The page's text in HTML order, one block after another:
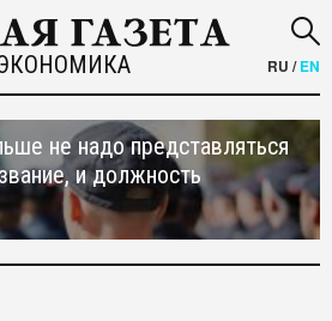
RU /EN
не надо представляться
и должность